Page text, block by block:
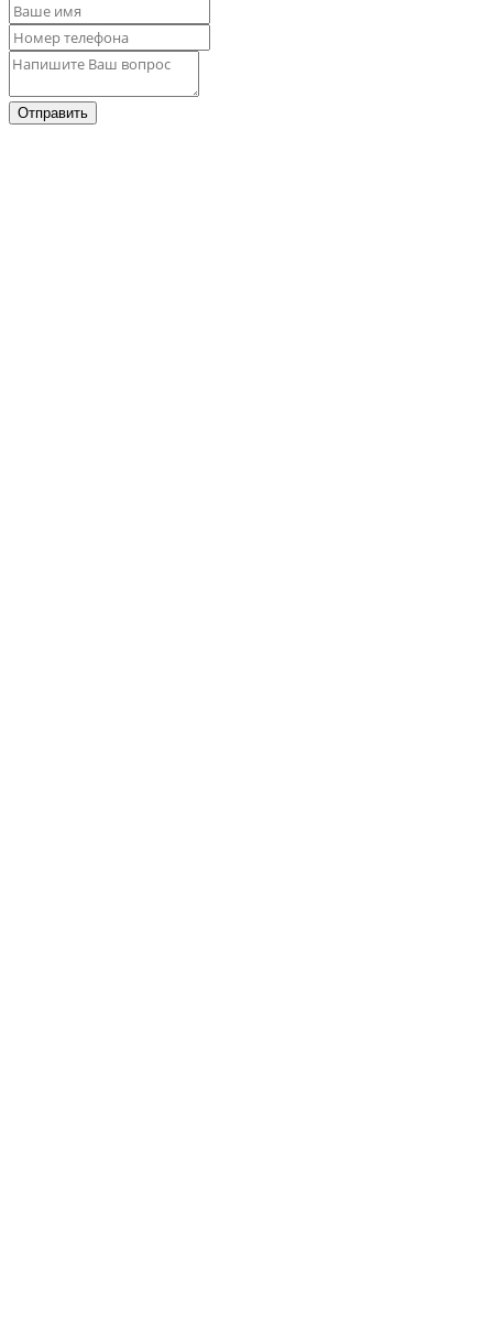
Отправить